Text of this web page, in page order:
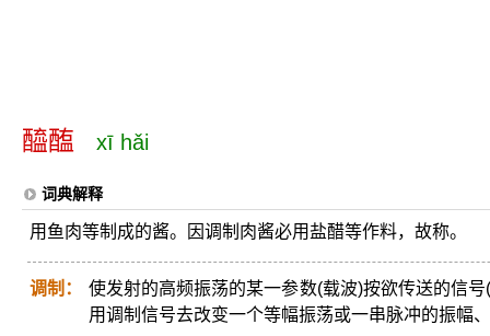
醯醢 xī hǎi
词典解释
用鱼肉等制成的酱。因调制肉酱必用盐醋等作料，故称。
调制：
使发射的高频振荡的某一参数(载波)按欲传送的信
用调制信号去改变一个等幅振荡或一串脉冲的振幅